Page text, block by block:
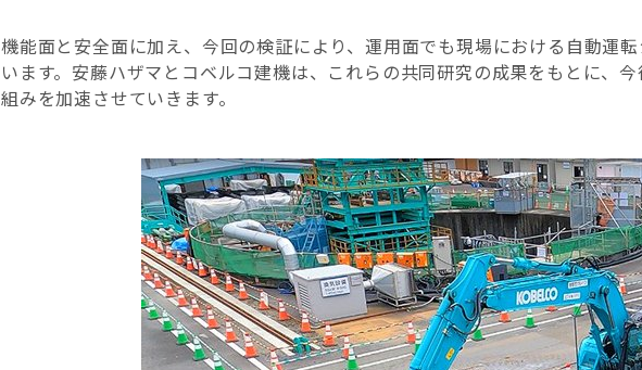
機能面と安全面に加え、今回の検証により、運用面でも現場における自動運
います。安藤ハザマとコベルコ建機は、これらの共同研究の成果をもとに、
組みを加速させていきます。